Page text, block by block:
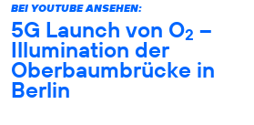
BEI YOUTUBE ANSEHEN:
5G Launch von O2 –
Illumination der
Oberbaumbrücke in
Berlin